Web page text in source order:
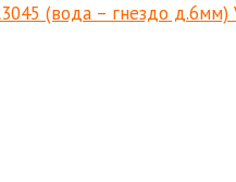
(вода – гнездо д.6мм)